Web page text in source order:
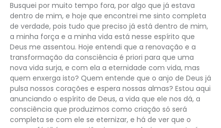
Busquei por muito tempo fora, por algo que já estava
dentro de mim, e hoje que encontrei me sinto completa
de verdade, pois tudo que preciso já está dentro de mim,
a minha força e a minha vida está nesse espírito que
Deus me assentou. Hoje entendi que a renovação e a
transformação da consciência é priori para que uma
nova vida surja, e com ela a eternidade com vida, mas
quem enxerga isto? Quem entende que o anjo de Deus já
pulsa nossos corações e espera nossas almas? Estou aqui
anunciando o espírito de Deus, a vida que ele nos dá, a
consciência que produzimos como criação só será
completa se com ele se eternizar, e há de ver que o